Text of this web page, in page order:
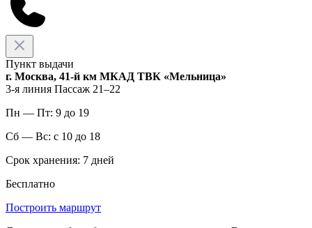
Пункт выдачи
г. Москва, 41-й км МКАД ТВК «Мельница»
3-я линия Пассаж 21–22
Пн — Пт: 9 до 19
Сб — Вс: с 10 до 18
Срок хранения: 7 дней
Бесплатно
Построить маршрут